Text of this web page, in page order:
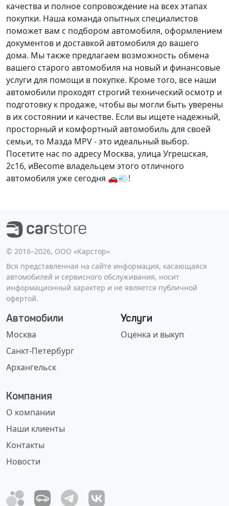
качества и полное сопровождение на всех этапах
покупки. Наша команда опытных специалистов
поможет вам с подбором автомобиля, оформлением
документов и доставкой автомобиля до вашего
дома. Мы также предлагаем возможность обмена
вашего старого автомобиля на новый и финансовые
услуги для помощи в покупке. Кроме того, все наши
автомобили проходят строгий технический осмотр и
подготовку к продаже, чтобы вы могли быть уверены
в их состоянии и качестве. Если вы ищете надежный,
просторный и комфортный автомобиль для своей
семьи, то Мазда MPV - это идеальный выбор.
Посетите нас по адресу Москва, улица Угрешская,
2с16, иBecome владельцем этого отличного
автомобиля уже сегодня 🚗💨!
©️ 2016–2026, ООО «Карстор»
Вся представленная на сайте информация, касающаяся
автомобилей и сервисного обслуживания, носит
информационный характер и не является публичной
офертой.
Автомобили
Москва
Санкт-Петербург
Архангельск
Услуги
Оценка и выкуп
Компания
О компании
Наши клиенты
Контакты
Новости